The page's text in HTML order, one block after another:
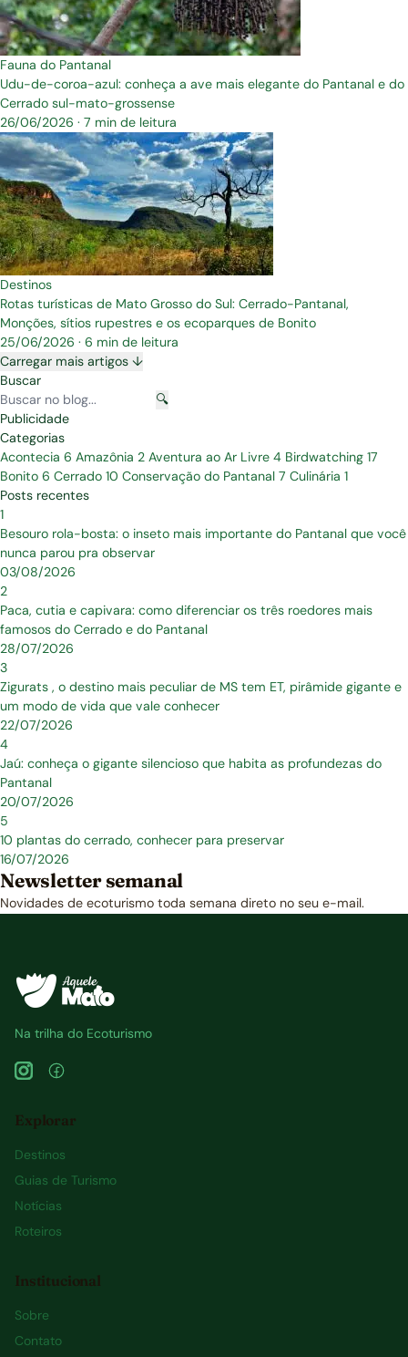
Fauna do Pantanal
Udu-de-coroa-azul: conheça a ave mais elegante do Pantanal e do
Cerrado sul-mato-grossense
26/06/2026 · 7 min de leitura
Destinos
Rotas turísticas de Mato Grosso do Sul: Cerrado-Pantanal,
Monções, sítios rupestres e os ecoparques de Bonito
25/06/2026 · 6 min de leitura
Carregar mais artigos ↓
Buscar
🔍
Publicidade
Categorias
Acontecia 6 Amazônia 2 Aventura ao Ar Livre 4 Birdwatching 17
Bonito 6 Cerrado 10 Conservação do Pantanal 7 Culinária 1
Posts recentes
1
Besouro rola-bosta: o inseto mais importante do Pantanal que você
nunca parou pra observar
03/08/2026
2
Paca, cutia e capivara: como diferenciar os três roedores mais
famosos do Cerrado e do Pantanal
28/07/2026
3
Zigurats , o destino mais peculiar de MS tem ET, pirâmide gigante e
um modo de vida que vale conhecer
22/07/2026
4
Jaú: conheça o gigante silencioso que habita as profundezas do
Pantanal
20/07/2026
5
10 plantas do cerrado, conhecer para preservar
16/07/2026
Newsletter semanal
Novidades de ecoturismo toda semana direto no seu e-mail.
Na trilha do Ecoturismo
Explorar
Destinos
Guias de Turismo
Notícias
Roteiros
Institucional
Sobre
Contato